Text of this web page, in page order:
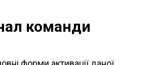
команди